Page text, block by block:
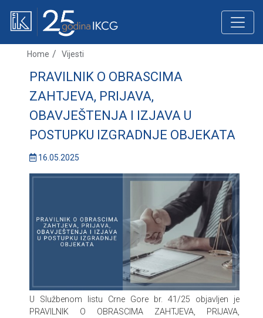
Home Vijesti
PRAVILNIK O OBRASCIMA
ZAHTJEVA, PRIJAVA,
OBAVJEŠTENJA I IZJAVA U
POSTUPKU IZGRADNJE OBJEKATA
16.05.2025
U Službenom listu Crne Gore br. 41/25 objavljen je
PRAVILNIK O OBRASCIMA ZAHTJEVA, PRIJAVA,